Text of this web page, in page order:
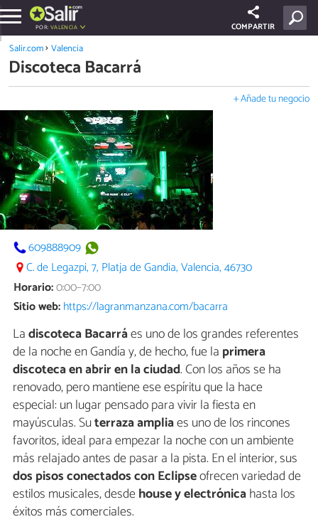
POR: VALENCIA COMPARTIR
Salir.com Valencia
Discoteca Bacarrá
+ Añade tu negocio
609888909
C. de Legazpi, 7, Platja de Gandia, Valencia, 46730
Horario:0:00–7:00
Sitio web:https://lagranmanzana.com/bacarra
Ladiscoteca Bacarráes uno de los grandes referentes
de la noche en Gandía y, de hecho, fue la primera
discoteca en abrir en la ciudad. Con los años se ha
renovado, pero mantiene ese espíritu que la hace
especial: un lugar pensado para vivir la fiesta en
mayúsculas. Suterraza ampliaes uno de los rincones
favoritos, ideal para empezar la noche con un ambiente
más relajado antes de pasar a la pista. En el interior, sus
dos pisos conectados con Eclipseofrecen variedad de
estilos musicales, desdehouse y electrónicahasta los
éxitos más comerciales.